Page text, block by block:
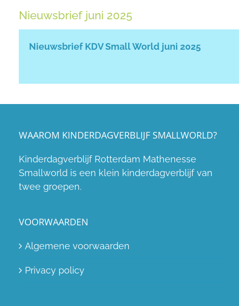
Nieuwsbrief juni 2025
Nieuwsbrief KDV Small World juni 2025
WAAROM KINDERDAGVERBLIJF SMALLWORLD?
Kinderdagverblijf Rotterdam Mathenesse
Smallworld is een klein kinderdagverblijf van
twee groepen.
VOORWAARDEN
Algemene voorwaarden
Privacy policy